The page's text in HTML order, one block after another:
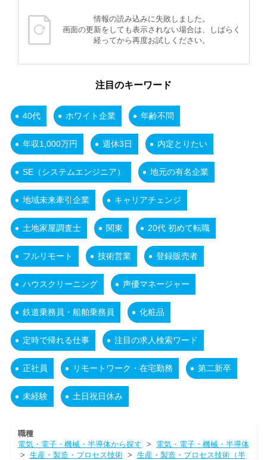
情報の読み込みに失敗しました。
画面の更新をしても表示されない場合は、しばらく
経ってから再度お試しください。
注目のキーワード
40代 ホワイト企業 年齢不問
年収1,000万円 週休3日 内定とりたい
SE（システムエンジニア） 地元の有名企業
地域未来牽引企業 キャリアチェンジ
土地家屋調査士 関東 20代 初めて転職
フルリモート 技術営業 登録販売者
ハウスクリーニング 声優マネージャー
鉄道乗務員・船舶乗務員 化粧品
定時で帰れる仕事 注目の求人検索ワード
正社員 リモートワーク・在宅勤務 第二新卒
未経験 土日祝日休み
職種
電気・電子・機械・半導体から探す > 電気・電子・機械・半導体
> 生産・製造・プロセス技術> 生産・製造・プロセス技術（半